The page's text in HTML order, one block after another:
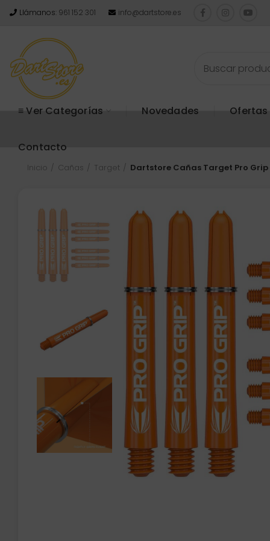
Llámanos: 961 152 301 info@dartstore.es
≡ Ver Categorías Novedades Ofertas
Contacto
Inicio Cañas Target Dartstore Cañas Target Pro